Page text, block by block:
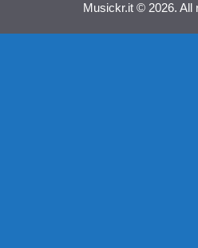
Musickr.it © 2026. All